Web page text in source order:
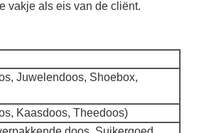
vakje als eis van de cliënt.
Juwelendoos, Shoebox,
Kaasdoos, Theedoos)